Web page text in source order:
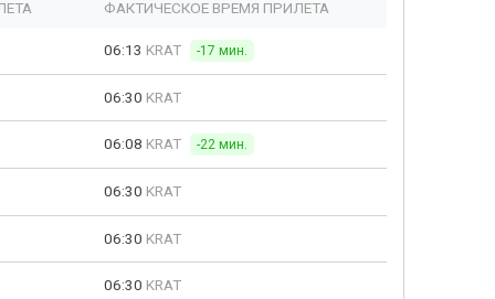
ФАКТИЧЕСКОЕ ВРЕМЯ ПРИЛЕТА
06:13 KRAT -17 мин.
06:30 KRAT
06:08 KRAT -22 мин.
06:30 KRAT
06:30 KRAT
06:30 KRAT